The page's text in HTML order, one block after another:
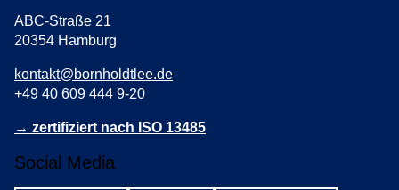
ABC-Straße 21
20354 Hamburg
kontakt@bornholdtlee.de
+49 40 609 444 9-20
→ zertifiziert nach ISO 13485
Social Media